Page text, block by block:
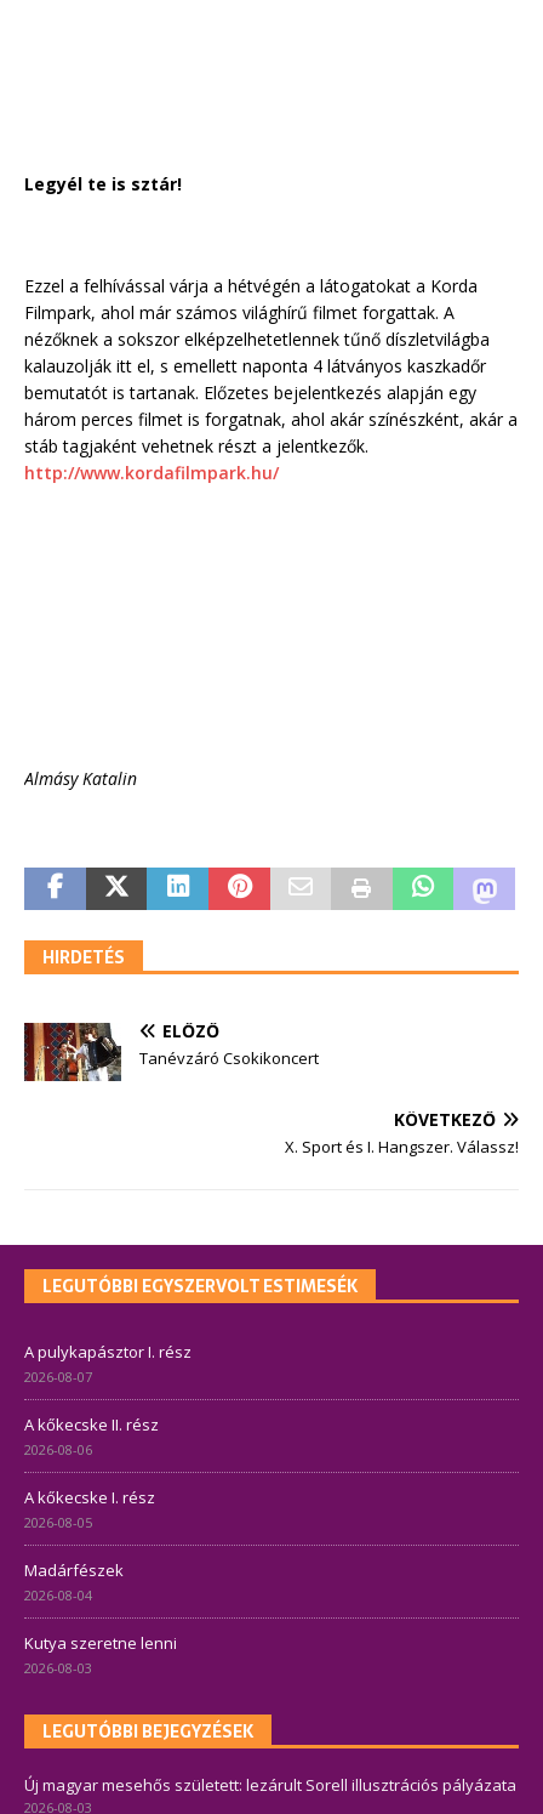
Legyél te is sztár!
Ezzel a felhívással várja a hétvégén a látogatokat a Korda
Filmpark, ahol már számos világhírű filmet forgattak. A
nézőknek a sokszor elképzelhetetlennek tűnő díszletvilágba
kalauzolják itt el, s emellett naponta 4 látványos kaszkadőr
bemutatót is tartanak. Előzetes bejelentkezés alapján egy
három perces filmet is forgatnak, ahol akár színészként, akár a
stáb tagjaként vehetnek részt a jelentkezők.
http://www.kordafilmpark.hu/
Almásy Katalin
HIRDETÉS
ELŐZŐ
Tanévzáró Csokikoncert
KÖVETKEZŐ
X. Sport és I. Hangszer. Válassz!
LEGUTÓBBI EGYSZERVOLT ESTIMESÉK
A pulykapásztor I. rész
2026-08-07
A kőkecske II. rész
2026-08-06
A kőkecske I. rész
2026-08-05
Madárfészek
2026-08-04
Kutya szeretne lenni
2026-08-03
LEGUTÓBBI BEJEGYZÉSEK
Új magyar mesehős született: lezárult Sorell illusztrációs pályázata
2026-08-03